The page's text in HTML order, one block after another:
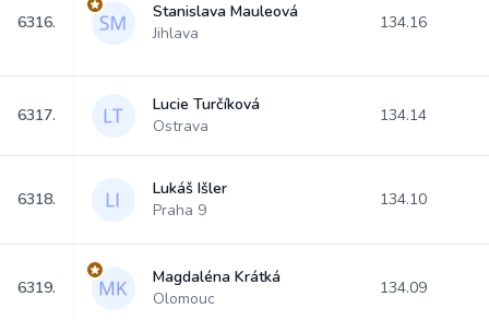
6316.
Stanislava Mauleová
Jihlava
134.16
6317.
Lucie Turčíková
Ostrava
134.14
6318.
Lukáš Išler
Praha 9
134.10
6319.
Magdaléna Krátká
Olomouc
134.09